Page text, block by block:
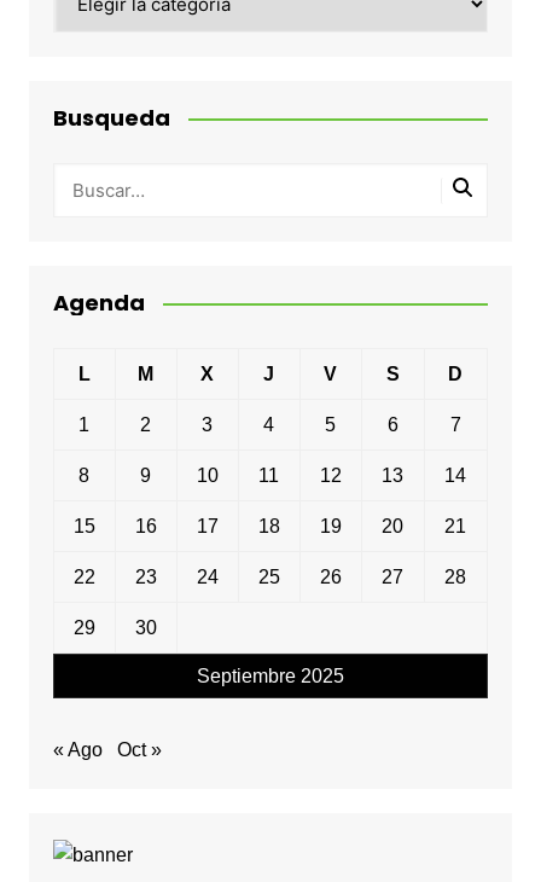
Busqueda
Agenda
Septiembre 2025
L M X J V S D
1 2 3 4 5 6 7
8 9 10 11 12 13 14
15 16 17 18 19 20 21
22 23 24 25 26 27 28
29 30
« Ago Oct »